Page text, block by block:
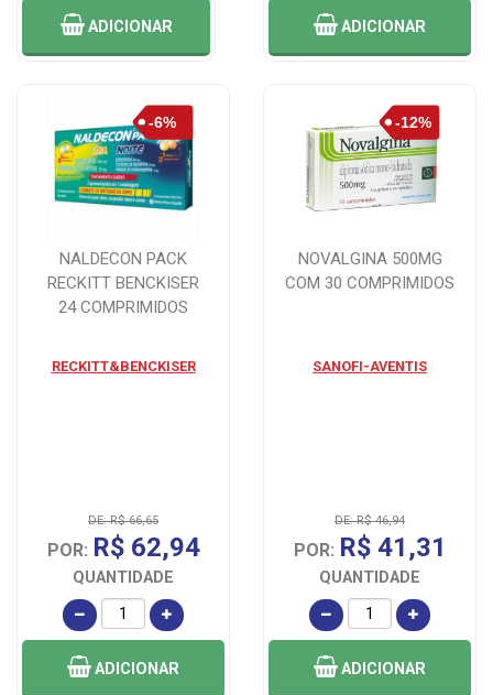
ADICIONAR ADICIONAR
NALDECON PACK
RECKITT BENCKISER
24 COMPRIMIDOS
RECKITT&BENCKISER
DE: R$ 66,65
POR: R$ 62,94
QUANTIDADE
ADICIONAR
NOVALGINA 500MG
COM 30 COMPRIMIDOS
SANOFI-AVENTIS
DE: R$ 46,94
POR: R$ 41,31
QUANTIDADE
ADICIONAR